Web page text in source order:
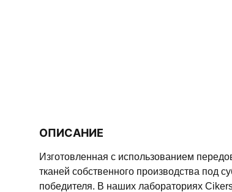
ОПИСАНИЕ
Изготовленная с использованием
тканей собственного производства под
победителя. В наших лабораториях